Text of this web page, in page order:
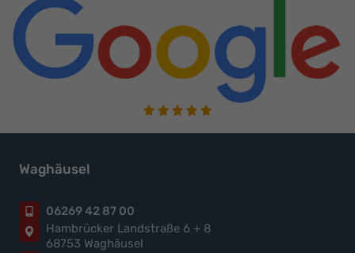
Waghäusel
06269 42 87 00
Hambrücker Landstraße 6 + 8
68753 Waghäusel